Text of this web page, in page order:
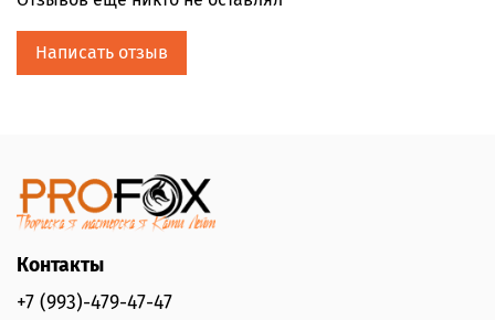
Написать отзыв
Контакты
+7 (993)-479-47-47